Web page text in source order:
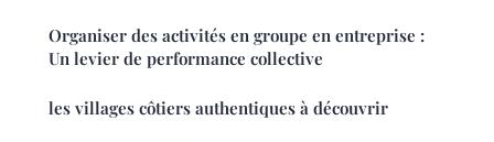
Organiser des activités en groupe en entreprise :
Un levier de performance collective
les villages côtiers authentiques à découvrir